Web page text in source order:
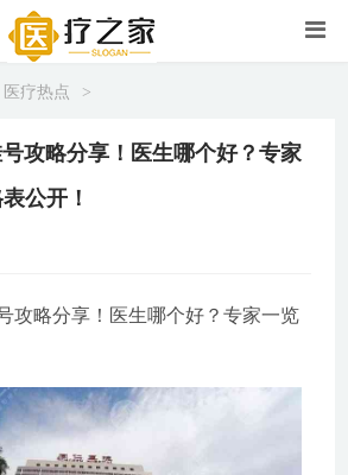
医疗热点 >
攻略分享！医生哪个好？专家
公开！
攻略分享！医生哪个好？专家一览